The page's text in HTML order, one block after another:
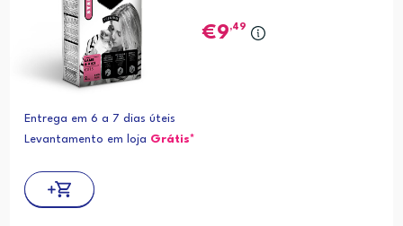
9,49
Entrega em 6 a 7 dias úteis
Levantamento em loja Grátis*